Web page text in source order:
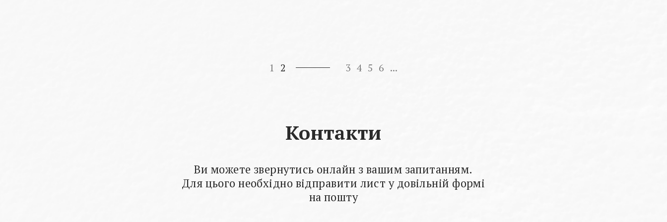
1 2 3 4 5 6 ...
Контакти
Ви можете звернутись онлайн з вашим запитанням.
Для цього необхідно відправити лист у довільній формі
на пошту